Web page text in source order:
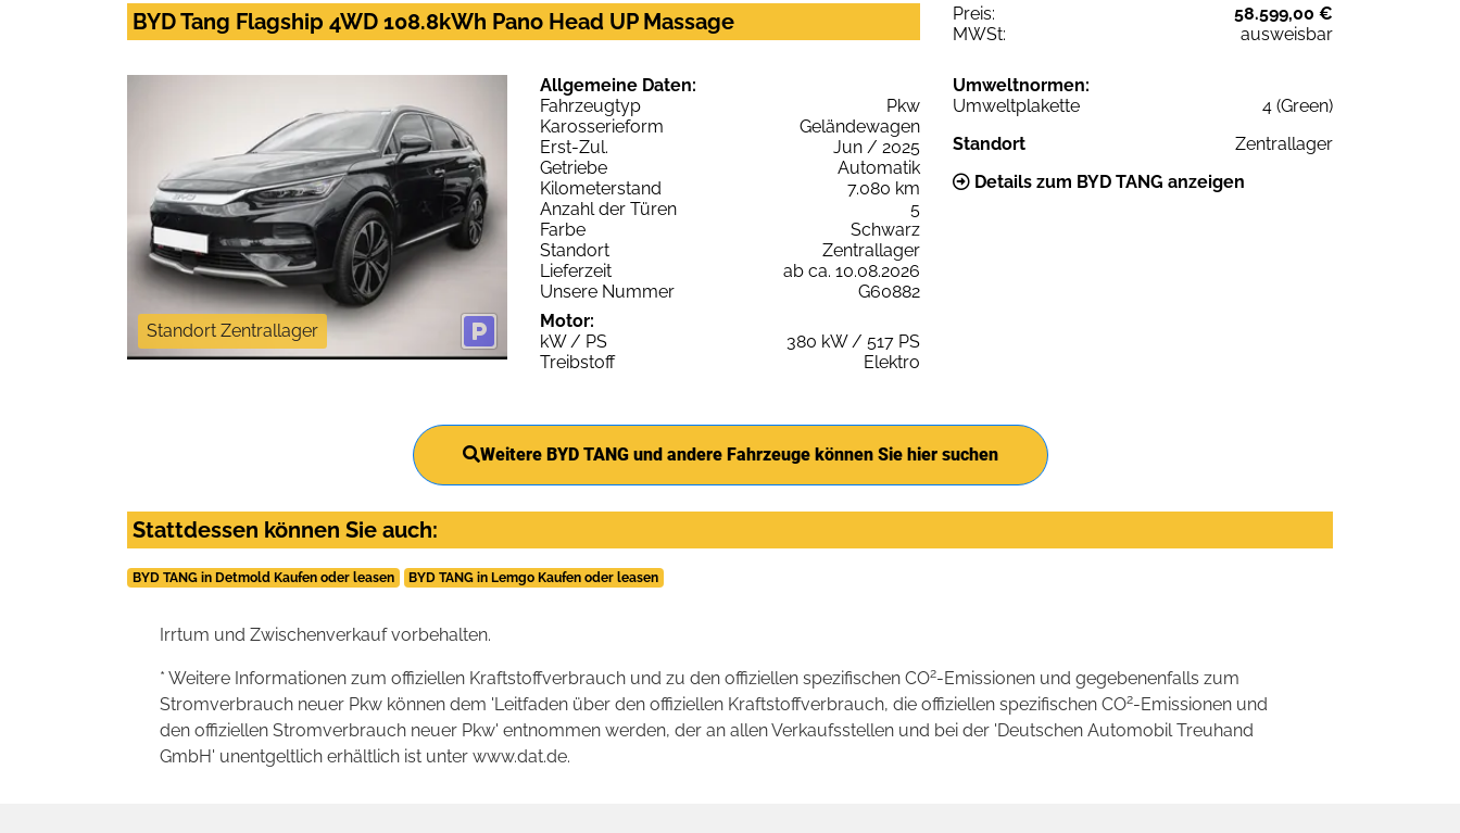
BYD Tang Flagship 4WD 108.8kWh Pano Head UP Massage Preis:
58.599,00 €
MWSt:
ausweisbar
Standort Zentrallager
Allgemeine Daten:
Fahrzeugtyp
Pkw
Karosserieform
Geländewagen
Erst-Zul.
Jun / 2025
Getriebe
Automatik
Kilometerstand
7.080 km
Anzahl der Türen
5
Farbe
Schwarz
Standort
Zentrallager
Lieferzeit
ab ca. 10.08.2026
Unsere Nummer
G60882
Motor:
kW / PS
380 kW / 517 PS
Treibstoff
Elektro
Umweltnormen:
Umweltplakette
4 (Green)
Standort
Zentrallager
Details zum BYD TANG anzeigen
Weitere BYD TANG und andere Fahrzeuge können Sie hier suchen
Stattdessen können Sie auch:
BYD TANG in Detmold Kaufen oder leasen BYD TANG in Lemgo Kaufen oder leasen
Irrtum und Zwischenverkauf vorbehalten.
* Weitere Informationen zum offiziellen Kraftstoffverbrauch und zu den offiziellen spezifischen CO2-Emissionen und gegebenenfalls zum
Stromverbrauch neuer Pkw können dem 'Leitfaden über den offiziellen Kraftstoffverbrauch, die offiziellen spezifischen CO2-Emissionen und
den offiziellen Stromverbrauch neuer Pkw' entnommen werden, der an allen Verkaufsstellen und bei der 'Deutschen Automobil Treuhand
GmbH' unentgeltlich erhältlich ist unter www.dat.de.